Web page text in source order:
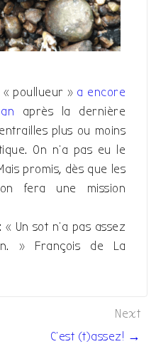
« poullueur » a encore
après la dernière
plus ou moins
On n’a pas eu le
promis, dès que les
fera une mission
Un sot n’a pas assez
» François de La
Next
C’est (t)assez! →